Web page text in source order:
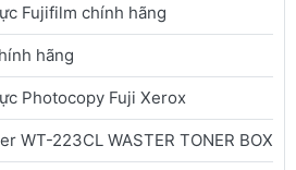
Fujifilm chính hãng
hãng
Photocopy Fuji Xerox
WT-223CL WASTER TONER BOX